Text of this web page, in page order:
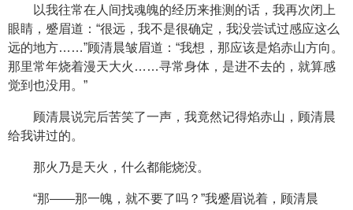
以我往常在人间找魂魄的经历来推测的话，我再次闭上
眼睛，蹙眉道：“很远，我不是很确定，我没尝试过感应这么
远的地方……”顾清晨皱眉道：“我想，那应该是焰赤山方向。
那里常年烧着漫天大火……寻常身体，是进不去的，就算感
觉到也没用。”
顾清晨说完后苦笑了一声，我竟然记得焰赤山，顾清晨
给我讲过的。
那火乃是天火，什么都能烧没。
“那——那一魄，就不要了吗？”我蹙眉说着，顾清晨